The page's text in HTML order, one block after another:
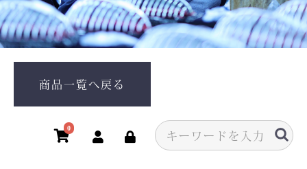
商品一覧へ戻る
0